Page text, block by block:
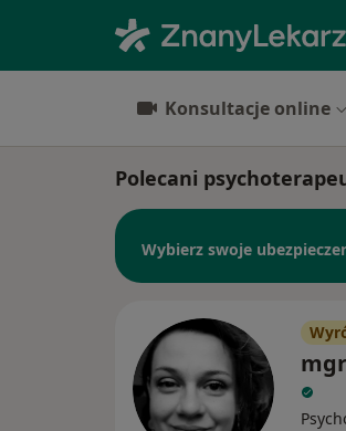
Konsultacje online
Polecani
Wybierz swoje